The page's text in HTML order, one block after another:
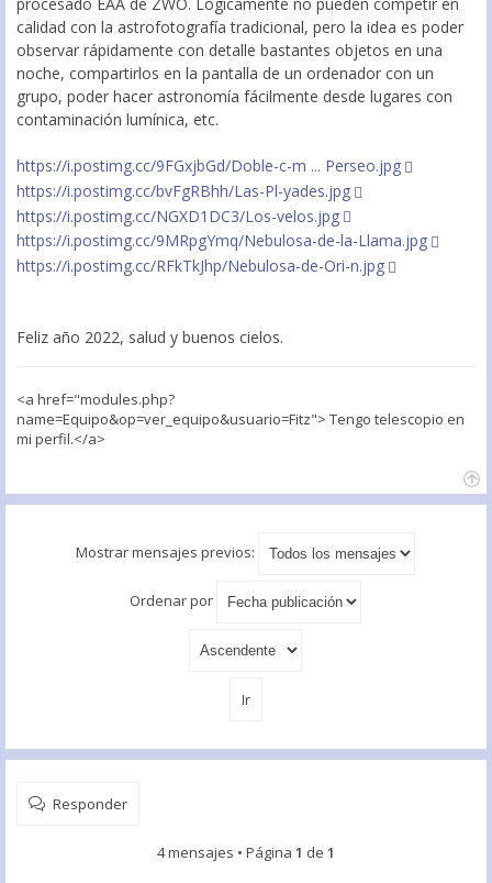
calidad con la astrofotografía tradicional, pero la idea es poder
observar rápidamente con detalle bastantes objetos en una
noche, compartirlos en la pantalla de un ordenador con un
grupo, poder hacer astronomía fácilmente desde lugares con
contaminación lumínica, etc.
https://i.postimg.cc/9FGxjbGd/Doble-c-m ... Perseo.jpg
https://i.postimg.cc/bvFgRBhh/Las-Pl-yades.jpg
https://i.postimg.cc/NGXD1DC3/Los-velos.jpg
https://i.postimg.cc/9MRpgYmq/Nebulosa-de-la-Llama.jpg
https://i.postimg.cc/RFkTkJhp/Nebulosa-de-Ori-n.jpg
Feliz año 2022, salud y buenos cielos.
<a href="modules.php?
name=Equipo&op=ver_equipo&usuario=Fitz"> Tengo telescopio en
mi perfil.</a>
Mostrar mensajes previos:
Ordenar por
Responder
4 mensajes • Página 1 de 1